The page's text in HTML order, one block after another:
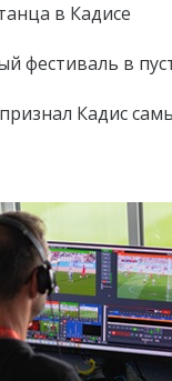
в Кадисе
фестиваль в
Кадис